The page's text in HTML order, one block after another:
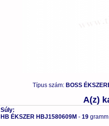
Típus szám: BOSS
A(z)
Súly:
HB ÉKSZER HBJ1580609M - 19 gramm